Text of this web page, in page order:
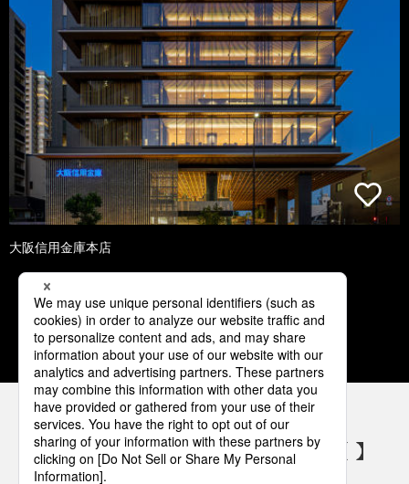
大阪信用金庫本店
1 2 3 4 5
パナソニックの電気設備 SNSアカウント